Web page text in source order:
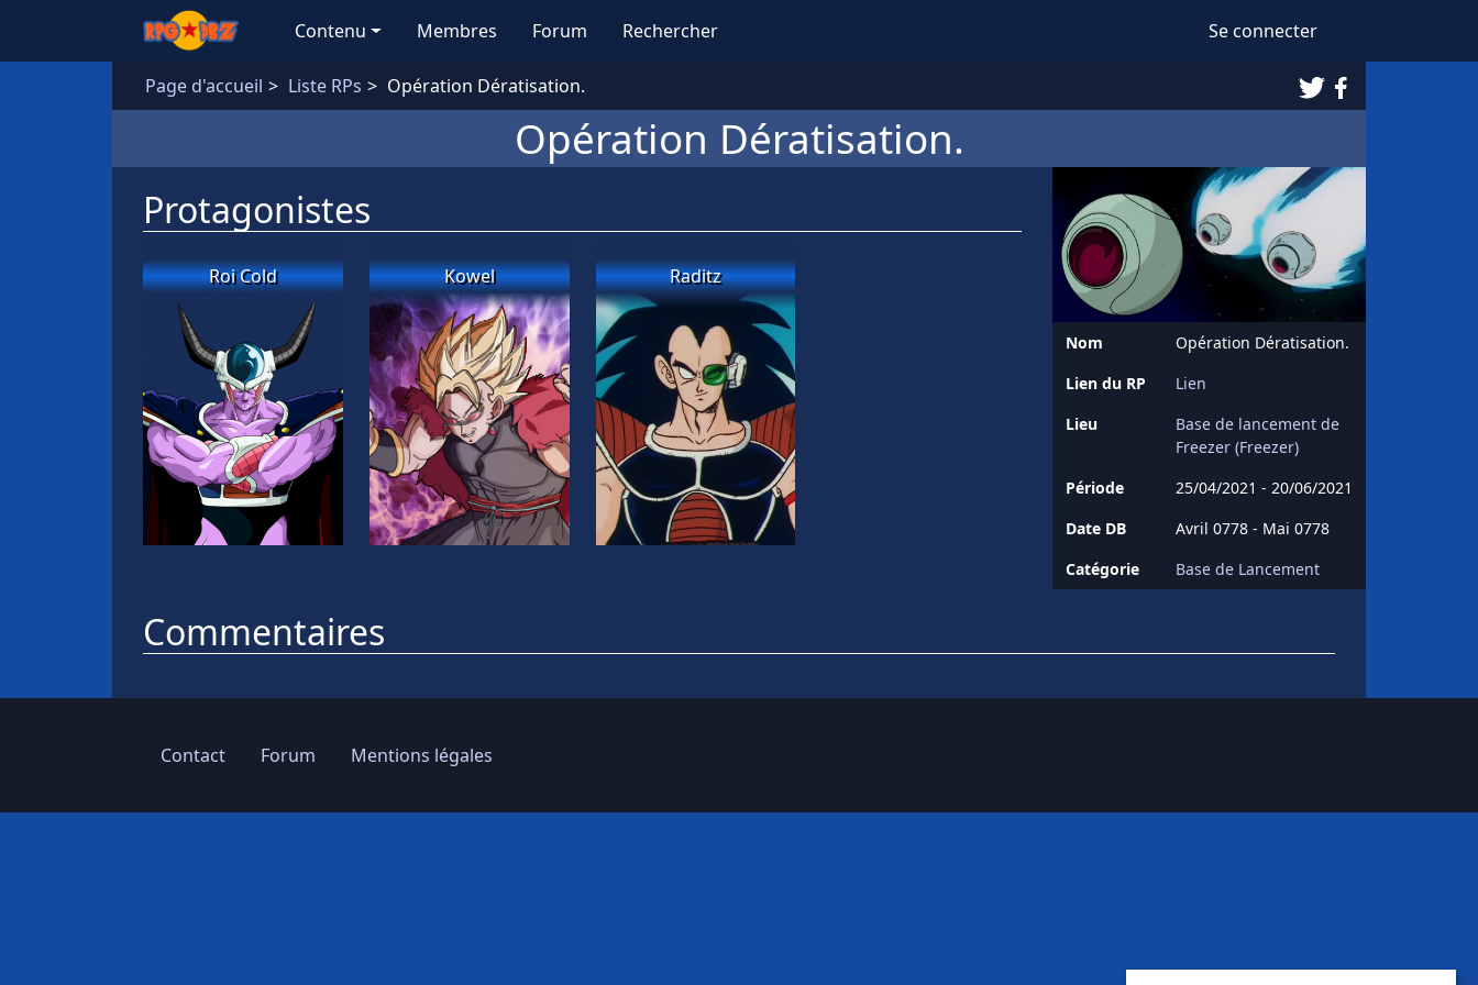
Aller au contenu principal
Contenu Membres Forum Rechercher Se connecter
Page d'accueil Liste RPs Opération Dératisation. TwitterFacebook
Opération Dératisation.
Nom
Opération Dératisation.
Lien du RP
Lien
Lieu
Base de lancement de
Freezer (Freezer)
Période
25/04/2021 - 20/06/2021
Date DB
Avril 0778 - Mai 0778
Catégorie
Base de Lancement
Protagonistes
Roi Cold Kowel Raditz
Commentaires
Contact Forum Mentions légales